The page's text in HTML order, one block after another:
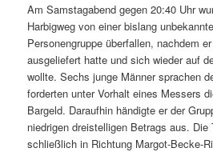
Am Samstagabend gegen 20:40 Uhr
Harbigweg von einer bislang
Personengruppe überfallen, nachdem
ausgeliefert hatte und sich wieder auf
wollte. Sechs junge Männer sprachen
forderten unter Vorhalt eines Messers
Bargeld. Daraufhin händigte er der
niedrigen dreistelligen Betrags aus. Die
schließlich in Richtung Margot-Becke-